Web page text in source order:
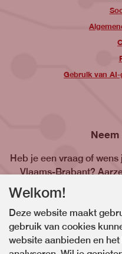
Gebruik van AI-
Heb je een vraag of
Vlaams-Brabant?
Welkom!
Deze website maakt
gebruik van cookies
website aanbieden en